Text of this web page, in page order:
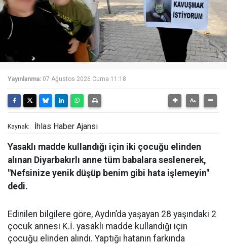
Yayınlanma: 07 Ağustos 2026 Cuma 11:18
Kaynak: İhlas Haber Ajansı
Yasaklı madde kullandığı için iki çocuğu elinden
alınan Diyarbakırlı anne tüm babalara seslenerek,
"Nefsinize yenik düşüp benim gibi hata işlemeyin"
dedi.
Edinilen bilgilere göre, Aydın’da yaşayan 28 yaşındaki 2
çocuk annesi K.İ. yasaklı madde kullandığı için
çocuğu elinden alındı. Yaptığı hatanın farkında